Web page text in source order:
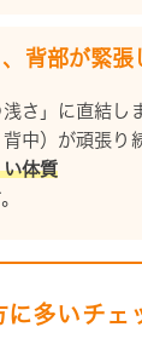
背部が緊張
さ」に直結し
中）が頑張り
体質
多いチェ